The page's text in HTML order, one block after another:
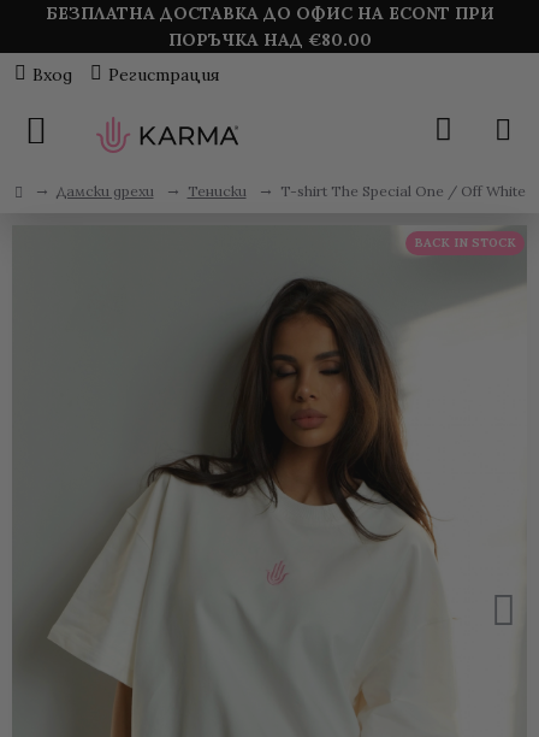
БЕЗПЛАТНА ДОСТАВКА ДО ОФИС НА ECONT ПРИ
ПОРЪЧКА НАД €80.00
Вход
Регистрация
Дамски дрехи Тениски T-shirt The Special One / Off White
BACK IN STOCK